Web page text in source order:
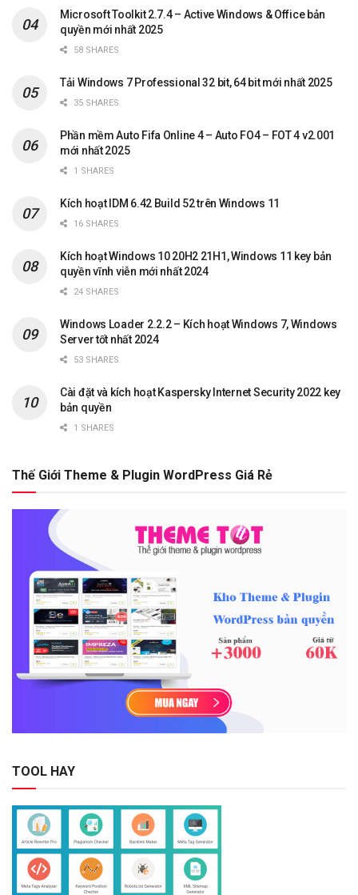
Microsoft Toolkit 2.7.4 – Active Windows & Office bản
quyền mới nhất 2025
58 SHARES
Tải Windows 7 Professional 32 bit, 64 bit mới nhất 2025
35 SHARES
Phần mềm Auto Fifa Online 4 – Auto FO4 – FOT 4 v2.001
mới nhất 2025
1 SHARES
Kích hoạt IDM 6.42 Build 52 trên Windows 11
16 SHARES
Kích hoạt Windows 10 20H2 21H1, Windows 11 key bản
quyền vĩnh viễn mới nhất 2024
24 SHARES
Windows Loader 2.2.2 – Kích hoạt Windows 7, Windows
Server tốt nhất 2024
53 SHARES
Cài đặt và kích hoạt Kaspersky Internet Security 2022 key
bản quyền
1 SHARES
Thế Giới Theme & Plugin WordPress Giá Rẻ
TOOL HAY